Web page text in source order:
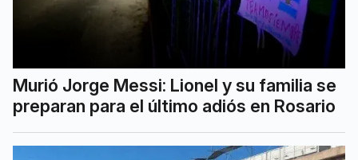
Murió Jorge Messi: Lionel y su familia se
preparan para el último adiós en Rosario